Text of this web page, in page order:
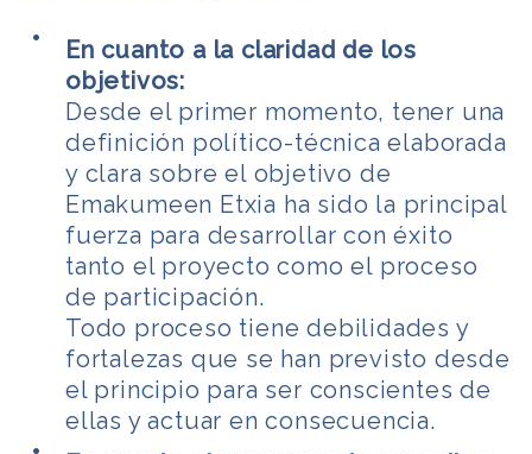
En cuanto a la claridad de los
objetivos:
Desde el primer momento, tener una
definición político-técnica elaborada
y clara sobre el objetivo de
Emakumeen Etxia ha sido la principal
fuerza para desarrollar con éxito
tanto el proyecto como el proceso
de participación.
Todo proceso tiene debilidades y
fortalezas que se han previsto desde
el principio para ser conscientes de
ellas y actuar en consecuencia.